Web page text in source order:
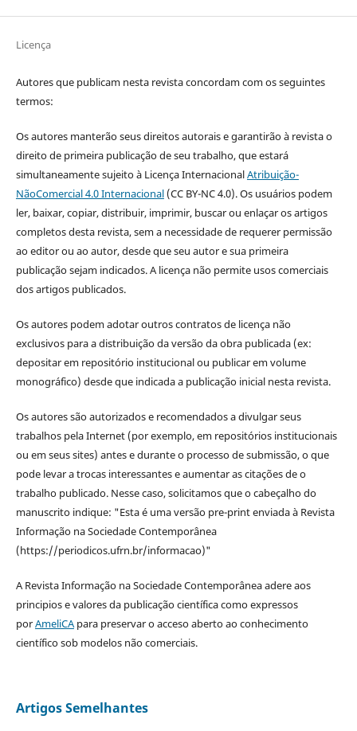
Licença
Autores que publicam nesta revista concordam com os seguintes
termos:
Os autores manterão seus direitos autorais e garantirão à revista o
direito de primeira publicação de seu trabalho, que estará
simultaneamente sujeito à Licença InternacionalAtribuição-
NãoComercial 4.0 Internacional(CC BY-NC 4.0). Os usuários podem
ler, baixar, copiar, distribuir, imprimir, buscar ou enlaçar os artigos
completos desta revista, sem a necessidade de requerer permissão
ao editor ou ao autor, desde que seu autor e sua primeira
publicação sejam indicados. A licença não permite usos comerciais
dos artigos publicados.
Os autores podem adotar outros contratos de licença não
exclusivos para a distribuição da versão da obra publicada (ex:
depositar em repositório institucional ou publicar em volume
monográfico) desde que indicada a publicação inicial nesta revista.
Os autores são autorizados e recomendados a divulgar seus
trabalhos pela Internet (por exemplo, em repositórios institucionais
ou em seus sites) antes e durante o processo de submissão, o que
pode levar a trocas interessantes e aumentar as citações de o
trabalho publicado. Nesse caso, solicitamos que o cabeçalho do
manuscrito indique: "Esta é uma versão pre-print enviada à Revista
Informação na Sociedade Contemporânea
(https://periodicos.ufrn.br/informacao)"
A Revista Informação na Sociedade Contemporânea adere aos
principios e valores da publicação científica como expressos
porAmeliCApara preservar o acceso aberto ao conhecimento
científico sob modelos não comerciais.
Artigos Semelhantes